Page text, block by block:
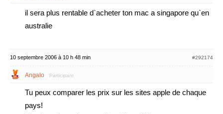
il sera plus rentable d`acheter ton mac a singapore qu`en
australie
10 septembre 2006 à 10 h 48 min #292174
Angalo Participant
Tu peux comparer les prix sur les sites apple de chaque
pays!